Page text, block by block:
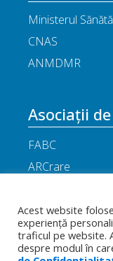
Ministerul
CNAS
ANMDMR
Asociații
FABC
ARCrare
ANHR
APOR
Acest website
experiență
traficul pe website.
despre modul în